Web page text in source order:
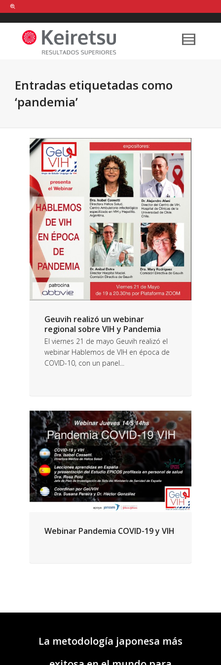
Help me Dante! I'm looking for new
shirts in a size medium
that cost
between £ . Show me all the
Entradas etiquetadas como
‘pandemia’
Geuvih realizó un webinar
regional sobre VIH y Pandemia
El viernes 21 de mayo Geuvih realizó el
webinar Hablemos de VIH en época de
COVID-10, con un panel...
Webinar Pandemia COVID-19 y VIH
La metodología japonesa más